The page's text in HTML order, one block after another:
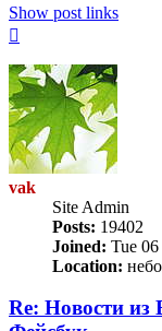
Show post links
vak
Site Admin
Posts: 19402
Joined: Tue
Location:
Re: Новости из